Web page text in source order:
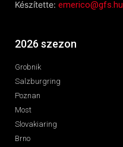
Készítette: emerico@gfs.hu
2026 szezon
Grobnik
Salzburgring
Poznan
Most
Slovakiaring
Brno